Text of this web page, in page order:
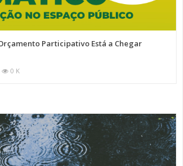
Participativo Está a Chegar
0 K